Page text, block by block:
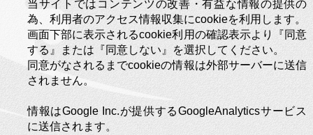
当サイトではコンテンツの改善・有益な情報の提供の
為、利用者のアクセス情報収集にcookieを利用します。
画面下部に表示されるcookie利用の確認表示より『同意
する』または『同意しない』を選択してください。
同意がなされるまでcookieの情報は外部サーバーに送信
されません。
情報はGoogle Inc.が提供するGoogleAnalyticsサービス
に送信されます。